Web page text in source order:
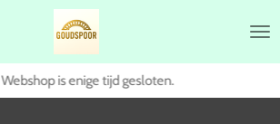
Webshop is enige tijd gesloten.